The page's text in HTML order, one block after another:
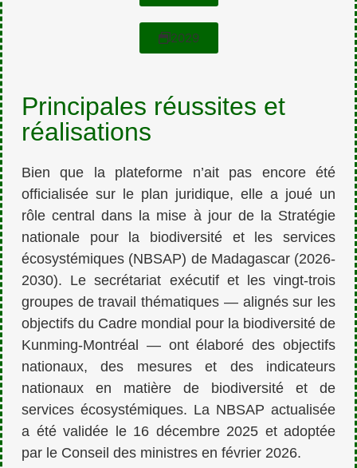
2029
Principales réussites et
réalisations
Bien que la plateforme n’ait pas encore été
officialisée sur le plan juridique, elle a joué un
rôle central dans la mise à jour de la Stratégie
nationale pour la biodiversité et les services
écosystémiques (NBSAP) de Madagascar (2026-
2030). Le secrétariat exécutif et les vingt-trois
groupes de travail thématiques — alignés sur les
objectifs du Cadre mondial pour la biodiversité de
Kunming-Montréal — ont élaboré des objectifs
nationaux, des mesures et des indicateurs
nationaux en matière de biodiversité et de
services écosystémiques. La NBSAP actualisée
a été validée le 16 décembre 2025 et adoptée
par le Conseil des ministres en février 2026.